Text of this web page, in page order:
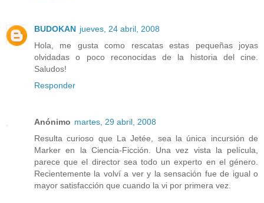
BUDOKAN jueves, 24 abril, 2008
Hola, me gusta como rescatas estas pequeñas joyas
olvidadas o poco reconocidas de la historia del cine.
Saludos!
Responder
Anónimo martes, 29 abril, 2008
Resulta curioso que La Jetée, sea la única incursión de
Marker en la Ciencia-Ficción. Una vez vista la película,
parece que el director sea todo un experto en el género.
Recientemente la volví a ver y la sensación fue de igual o
mayor satisfacción que cuando la vi por primera vez.